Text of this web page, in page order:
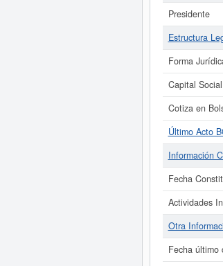
Presidente
Estructura
Forma
Capital Social
Cotiza en
Último Acto
Información
Fecha
Actividades
Otra
Fecha último